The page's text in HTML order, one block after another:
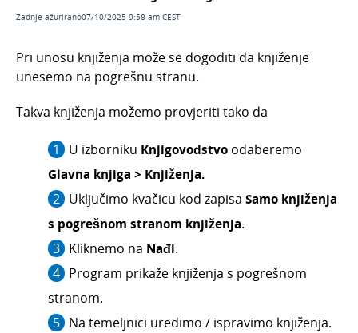
Pregled poslovanja unutar glavne knjige -
grafikoni
Temeljnice bez izvornog zapisa
Jednostavno knjigovodstvo
Knjiženje izlaznih računa i utržaka
Obračun PDV-a
Osnovna sredstva
Godišnje obrade
Statistički izvještaji
Porez na potrošnju
Zadnje ažurirano07/10/2025 9:58 am CEST
Pri unosu knjiženja može se dogoditi da knjiženje
unesemo na pogrešnu stranu.
Takva knjiženja možemo provjeriti tako da
U izborniku Knjigovodstvo odaberemo
Glavna knjiga > Knjiženja.
Uključimo kvačicu kod zapisa Samo knjiženja
s pogrešnom stranom knjiženja.
Kliknemo na Nađi.
Program prikaže knjiženja s pogrešnom
stranom.
Na temeljnici uredimo / ispravimo knjiženja.